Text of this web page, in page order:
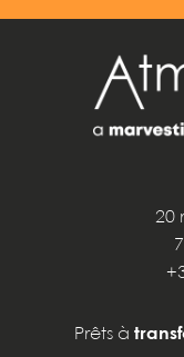
20
Prêts à